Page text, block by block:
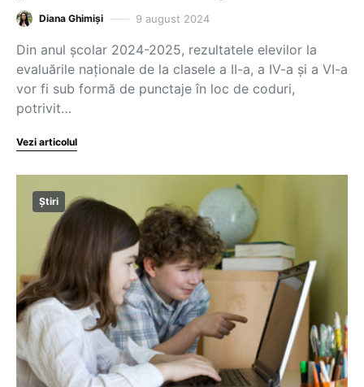
Diana Ghimiși 9 august 2024
Din anul școlar 2024-2025, rezultatele elevilor la
evaluările naționale de la clasele a II-a, a IV-a și a VI-a
vor fi sub formă de punctaje în loc de coduri,
potrivit…
Vezi articolul
Știri